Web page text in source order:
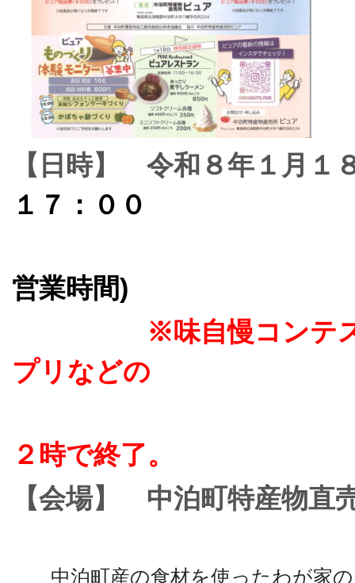
【日時】 令和８年１月１
１７：００
営業時間)
※味自慢コンテスト
プリなどの
２時で終了。
【会場】 中泊町特産物直
中泊町産の食材を使ったわが家